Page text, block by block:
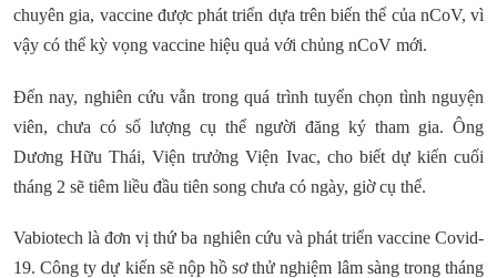
chuyên gia, vaccine được phát triển dựa trên biến thể của nCoV, vì
vậy có thể kỳ vọng vaccine hiệu quả với chủng nCoV mới.
Đến nay, nghiên cứu vẫn trong quá trình tuyển chọn tình nguyện
viên, chưa có số lượng cụ thể người đăng ký tham gia. Ông
Dương Hữu Thái, Viện trưởng Viện Ivac, cho biết dự kiến cuối
tháng 2 sẽ tiêm liều đầu tiên song chưa có ngày, giờ cụ thể.
Vabiotech là đơn vị thứ ba nghiên cứu và phát triển vaccine Covid-
19. Công ty dự kiến sẽ nộp hồ sơ thử nghiệm lâm sàng trong tháng